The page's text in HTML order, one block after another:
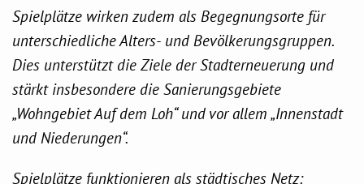
Spielplätze wirken zudem als Begegnungsorte für
unterschiedliche Alters- und Bevölkerungsgruppen.
Dies unterstützt die Ziele der Stadterneuerung und
stärkt insbesondere die Sanierungsgebiete
„Wohngebiet Auf dem Loh“ und vor allem „Innenstadt
und Niederungen“.
Spielplätze funktionieren als städtisches Netz: